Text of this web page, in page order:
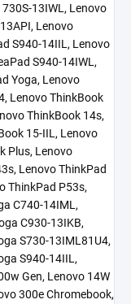
13IWL, Lenovo
Lenovo
S940-14IIL, Lenovo
S940-14IWL,
Yoga, Lenovo
Lenovo ThinkBook
ThinkBook 14s,
15-IIL, Lenovo
Plus, Lenovo
Lenovo ThinkPad
ThinkPad P53s,
C740-14IML,
C930-13IKB,
S730-13IML81U4,
S940-14IIL,
Gen, Lenovo 14W
300e Chromebook,